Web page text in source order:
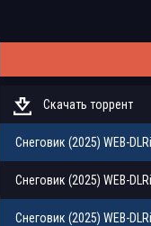
Скачать торрент
Снеговик (2025) WEB-
Снеговик (2025) WEB-
Снеговик (2025) WEB-